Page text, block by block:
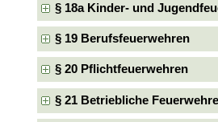
§ 18a Kinder- und
§ 19 Berufsfeuerwehren
§ 20 Pflichtfeuerwehren
§ 21 Betriebliche